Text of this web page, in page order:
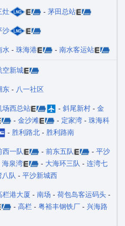
灶 - 茅田总站
沙
水 - 珠海港 - 南水客运站
空新城
东 - 八一社区
场西总站 - 斜尾新村 - 金
- 金沙滩 - 定家湾 - 珠海科
- 胜利路北 - 胜利路南
西一队 - 前东五队 - 平沙
海泉湾 - 大海环三队 - 连湾七
八队 - 平沙新城西
栏港大厦 - 南场 - 荷包岛客运码头 -
- 高栏 - 粤裕丰钢铁厂 - 兴海路